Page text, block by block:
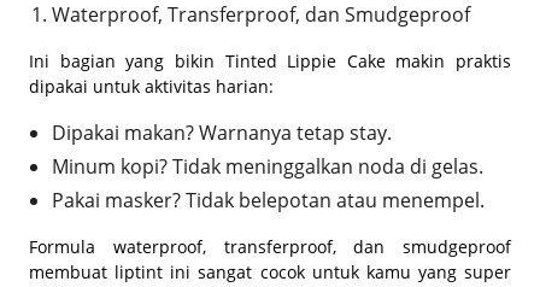
Waterproof, Transferproof, dan Smudgeproof
Ini bagian yang bikin Tinted Lippie Cake makin praktis
dipakai untuk aktivitas harian:
Dipakai makan? Warnanya tetap stay.
Minum kopi? Tidak meninggalkan noda di gelas.
Pakai masker? Tidak belepotan atau menempel.
Formula waterproof, transferproof, dan smudgeproof
membuat liptint ini sangat cocok untuk kamu yang super